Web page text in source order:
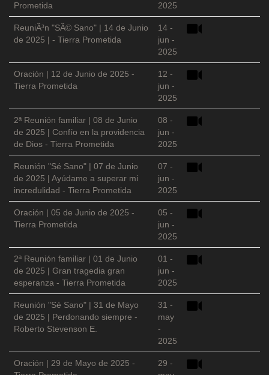
Prometida
2025
ReuniÃ³n "SÃ© Sano" | 14 de Junio
de 2025 | - Tierra Prometida
14 -
jun -
2025
Oración | 12 de Junio de 2025 -
Tierra Prometida
12 -
jun -
2025
2ª Reunión familiar | 08 de Junio
de 2025 | Confío en la providencia
de Dios - Tierra Prometida
08 -
jun -
2025
Reunión "Sé Sano" | 07 de Junio
de 2025 | Ayúdame a superar mi
incredulidad - Tierra Prometida
07 -
jun -
2025
Oración | 05 de Junio de 2025 -
Tierra Prometida
05 -
jun -
2025
2ª Reunión familiar | 01 de Junio
de 2025 | Gran tragedia gran
esperanza - Tierra Prometida
01 -
jun -
2025
Reunión "Sé Sano" | 31 de Mayo
de 2025 | Perdonando siempre -
Roberto Stevenson E.
31 -
may
-
2025
Oración | 29 de Mayo de 2025 -
29 -